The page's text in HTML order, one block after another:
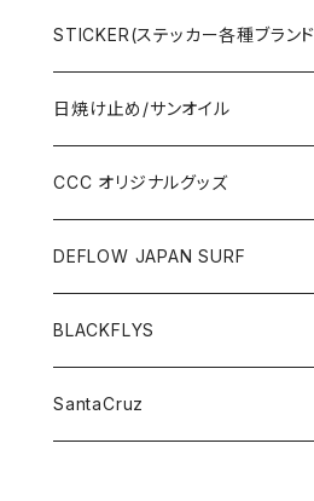
STICKER(ステッカー各種ブラン
日焼け止め/サンオイル
CCC オリジナルグッズ
DEFLOW JAPAN SURF
BLACKFLYS
SantaCruz